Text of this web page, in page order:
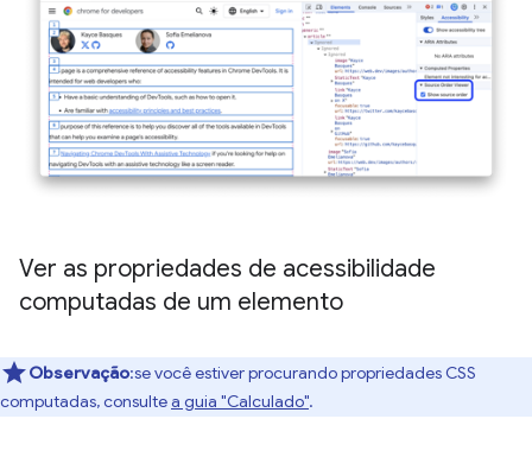
Ver as propriedades de acessibilidade
computadas de um elemento
Observação:se você estiver procurando propriedades CSS
computadas, consultea guia "Calculado".